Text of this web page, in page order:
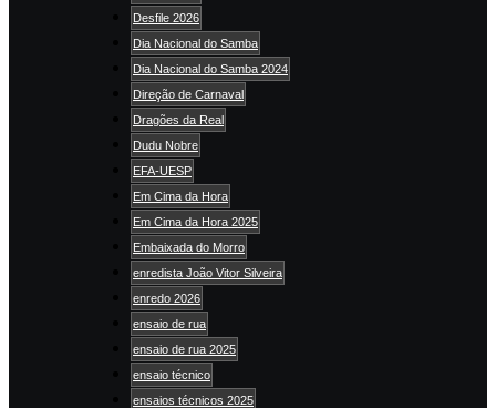
Desfile 2026
Dia Nacional do Samba
Dia Nacional do Samba 2024
Direção de Carnaval
Dragões da Real
Dudu Nobre
EFA-UESP
Em Cima da Hora
Em Cima da Hora 2025
Embaixada do Morro
enredista João Vitor Silveira
enredo 2026
ensaio de rua
ensaio de rua 2025
ensaio técnico
ensaios técnicos 2025